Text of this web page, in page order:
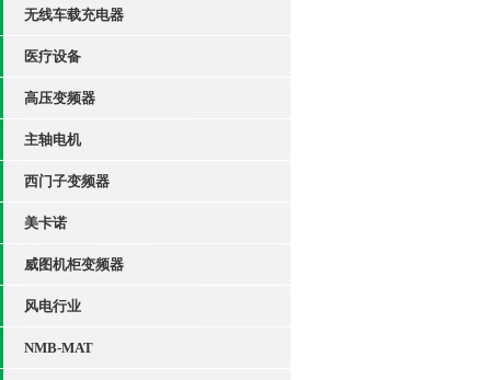
无线车载充电器
医疗设备
高压变频器
主轴电机
西门子变频器
美卡诺
威图机柜变频器
风电行业
NMB-MAT